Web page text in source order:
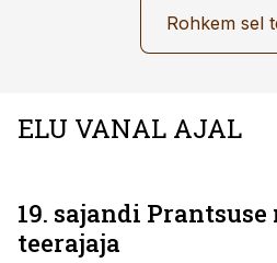
Rohkem sel
ELU VANAL AJAL
19. sajandi
teerajaja